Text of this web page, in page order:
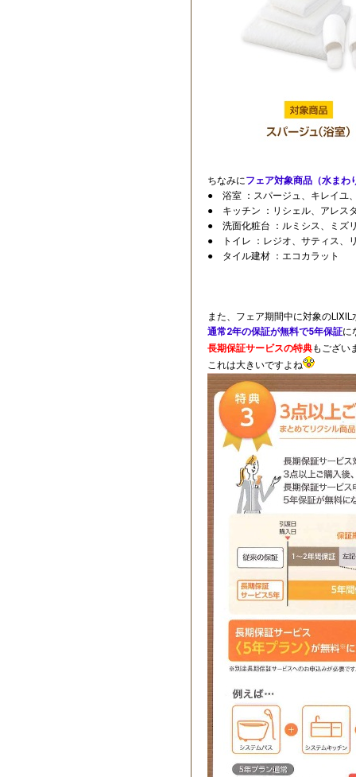
ちなみにフェア対象商品（水まわ
● 浴室 ：スパージュ、キレイユ
● キッチン ：リシェル、アレス
● 洗面化粧台 ：ルミシス、ミズ
● トイレ ：レジオ、サティス、
● タイル建材 ：エコカラット
また、フェア期間中に対象の
通常2年の保証が無料で5年保証に
長期保証サービスの特典もござい
これは大きいですよね